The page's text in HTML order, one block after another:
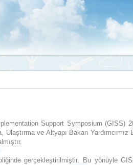
Support Symposium (GISS)
Ulaştırma ve Altyapı Bakan Yardımcımız
gerçekleştirilmiştir. Bu yönüyle